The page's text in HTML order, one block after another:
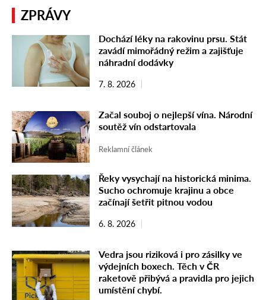
ZPRÁVY
Dochází léky na rakovinu prsu. Stát
zavádí mimořádný režim a zajišťuje
náhradní dodávky
7. 8. 2026
Začal souboj o nejlepší vína. Národní
soutěž vín odstartovala
Reklamní článek
Řeky vysychají na historická minima.
Sucho ochromuje krajinu a obce
začínají šetřit pitnou vodou
6. 8. 2026
Vedra jsou riziková i pro zásilky ve
výdejních boxech. Těch v ČR
raketově přibývá a pravidla pro jejich
umístění chybí.